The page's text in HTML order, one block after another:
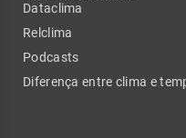
Dataclima
Relclima
Podcasts
Diferença entre clima e